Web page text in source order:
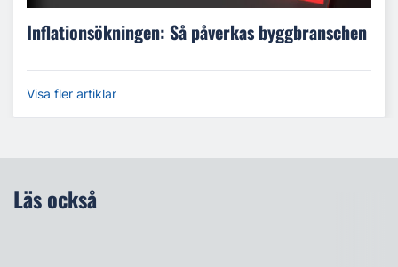
Inflationsökningen: Så påverkas byggbranschen
Visa fler artiklar
Läs också